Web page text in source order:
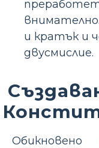
и кратък и
двусмислие.